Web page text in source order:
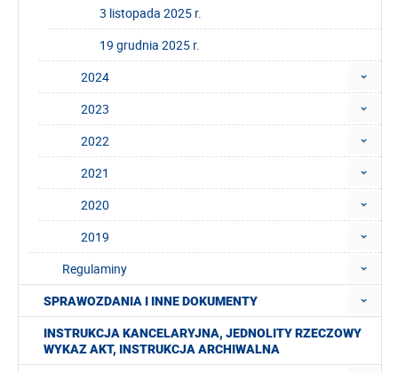
3 listopada 2025 r.
19 grudnia 2025 r.
2024
2023
2022
2021
2020
2019
Regulaminy
SPRAWOZDANIA I INNE DOKUMENTY
INSTRUKCJA KANCELARYJNA, JEDNOLITY RZECZOWY
WYKAZ AKT, INSTRUKCJA ARCHIWALNA